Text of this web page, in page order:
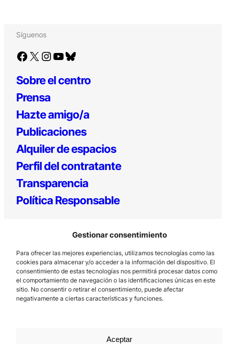
Gestionar consentimiento
Para ofrecer las mejores experiencias, utilizamos tecnologías como las
cookies para almacenar y/o acceder a la información del dispositivo. El
consentimiento de estas tecnologías nos permitirá procesar datos como
el comportamiento de navegación o las identificaciones únicas en este
sitio. No consentir o retirar el consentimiento, puede afectar
negativamente a ciertas características y funciones.
Aceptar
Síguenos
Facebook X Instagram YouTube Bluesky
Sobre el centro
Prensa
Hazte amigo/a
Publicaciones
Alquiler de espacios
Perfil del contratante
Transparencia
Política Responsable
Los Prados, 121 – 33203 Gijón
985 185 577 – info@laboralcentrodearte.org